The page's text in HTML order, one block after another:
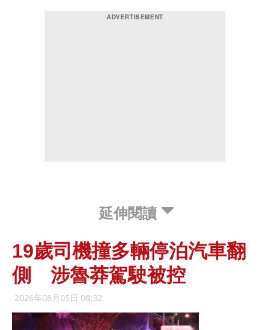
延伸閱讀
19歲司機撞多輛停泊汽車翻
側 涉魯莽駕駛被控
2026年08月05日 08:32